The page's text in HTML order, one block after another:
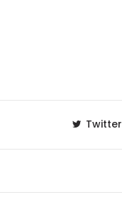
Twitter